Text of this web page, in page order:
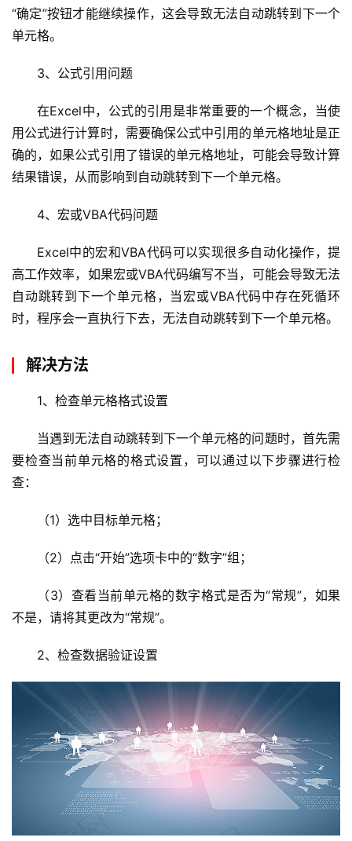
拟
“确定”按钮才能继续操作，这会导致无法自动跳转到下一个
单元格。
3、公式引用问题
在Excel中，公式的引用是非常重要的一个概念，当使
用公式进行计算时，需要确保公式中引用的单元格地址是正
确的，如果公式引用了错误的单元格地址，可能会导致计算
结果错误，从而影响到自动跳转到下一个单元格。
4、宏或VBA代码问题
Excel中的宏和VBA代码可以实现很多自动化操作，提
高工作效率，如果宏或VBA代码编写不当，可能会导致无法
自动跳转到下一个单元格，当宏或VBA代码中存在死循环
时，程序会一直执行下去，无法自动跳转到下一个单元格。
解决方法
1、检查单元格格式设置
当遇到无法自动跳转到下一个单元格的问题时，首先需
要检查当前单元格的格式设置，可以通过以下步骤进行检
查：
（1）选中目标单元格；
（2）点击“开始”选项卡中的“数字”组；
（3）查看当前单元格的数字格式是否为“常规”，如果
不是，请将其更改为“常规”。
2、检查数据验证设置